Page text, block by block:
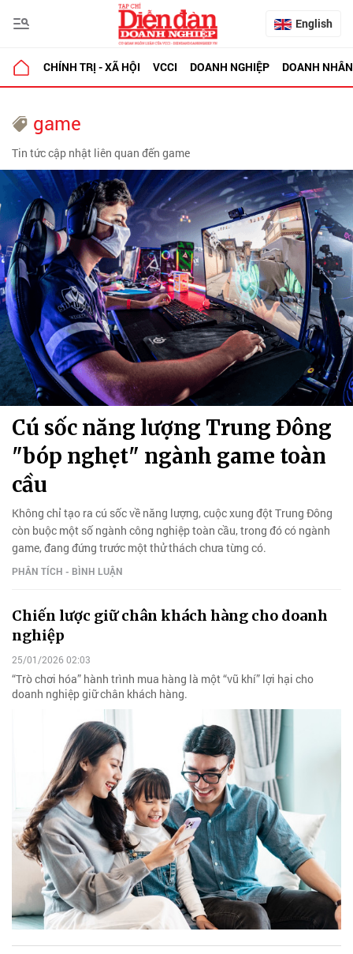
English
CHÍNH TRỊ - XÃ HỘI VCCI DOANH NGHIỆP DOANH NHÂN
game
Tin tức cập nhật liên quan đến game
Cú sốc năng lượng Trung Đông
"bóp nghẹt" ngành game toàn
cầu
Không chỉ tạo ra cú sốc về năng lượng, cuộc xung đột Trung Đông
còn buộc một số ngành công nghiệp toàn cầu, trong đó có ngành
game, đang đứng trước một thử thách chưa từng có.
PHÂN TÍCH - BÌNH LUẬN
Chiến lược giữ chân khách hàng cho doanh
nghiệp
25/01/2026 02:03
“Trò chơi hóa” hành trình mua hàng là một “vũ khí” lợi hại cho
doanh nghiệp giữ chân khách hàng.